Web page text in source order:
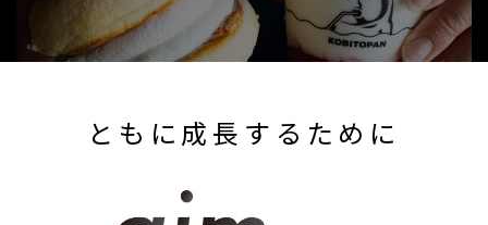
ともに成長するために